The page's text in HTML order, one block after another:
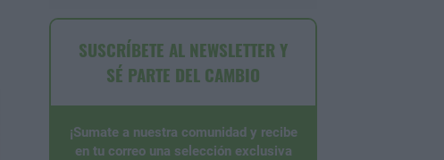
SUSCRÍBETE AL NEWSLETTER Y
SÉ PARTE DEL CAMBIO
¡Sumate a nuestra comunidad y recibe
en tu correo una selección exclusiva